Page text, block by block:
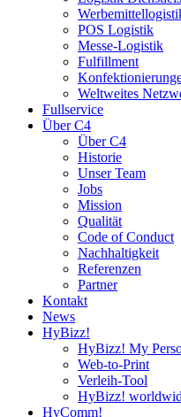
POS Logistik
Messe-Logistik
Fulfillment
Weltweites
Fullservice
Über C4
Über C4
Historie
Unser Team
Jobs
Mission
Qualität
Code of Conduct
Nachhaltigkeit
Referenzen
Partner
Kontakt
News
HyBizz!
HyBizz! My
Web-to-Print
Verleih-Tool
HyBizz!
HyComm!